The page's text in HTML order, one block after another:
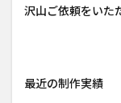
沢山ご依頼をいた
最近の制作実績